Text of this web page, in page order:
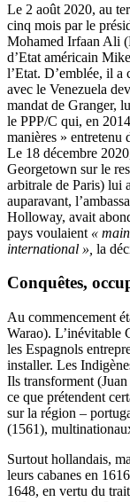
Le 2 août 2020, au
cinq mois par le
Mohamed Irfaan Ali
d’Etat américain
l’Etat. D’emblée, il
avec le Venezuela
mandat de Granger,
le PPP/C qui, en
manières » entretenu
Le 18 décembre
Georgetown sur le
arbitrale de Paris) lui
auparavant,
Holloway, avait
pays voulaient «
international », la
Conquêtes,
Au commencement
Warao). L’inévitable
les Espagnols
installer. Les
Ils transforment
ce que prétendent
sur la région –
(1561),
Surtout hollandais,
leurs cabanes en
1648, en vertu du